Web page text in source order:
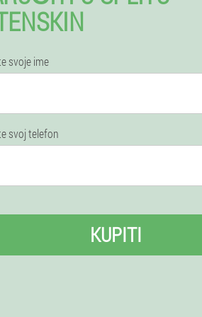
svoje ime
svoj telefon
KUPITI